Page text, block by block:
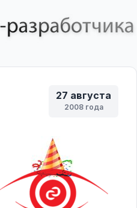
27 августа
2008 года